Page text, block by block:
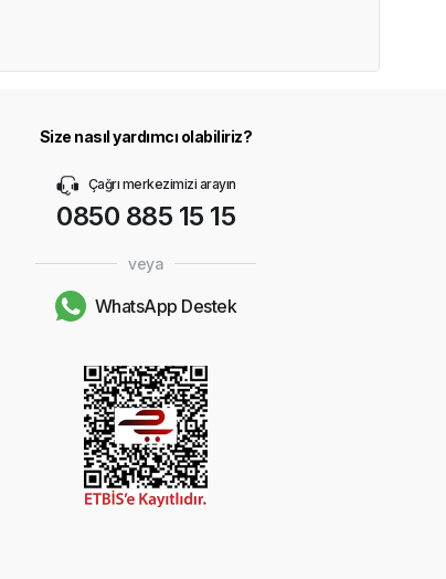
Size nasıl yardımcı olabiliriz?
Çağrı merkezimizi arayın
0850 885 15 15
veya
WhatsApp Destek